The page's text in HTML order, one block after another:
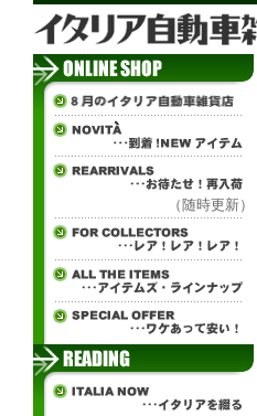
（随時更新）